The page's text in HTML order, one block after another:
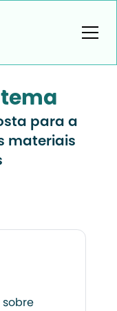
para a
materiais
sobre